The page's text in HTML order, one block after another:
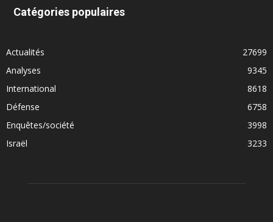
Catégories populaires
Actualités
27699
Analyses
9345
International
8618
Défense
6758
Enquêtes/société
3998
Israël
3233